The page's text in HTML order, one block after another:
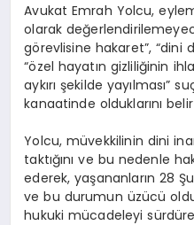
Avukat Emrah Yolcu,
olarak
görevlisine hakaret”, “dini
“özel hayatın gizliliğinin
aykırı şekilde yayılması”
kanaatinde olduklarını
Yolcu, müvekkilinin dini
taktığını ve bu nedenle
ederek, yaşananların 28
ve bu durumun üzücü
hukuki mücadeleyi